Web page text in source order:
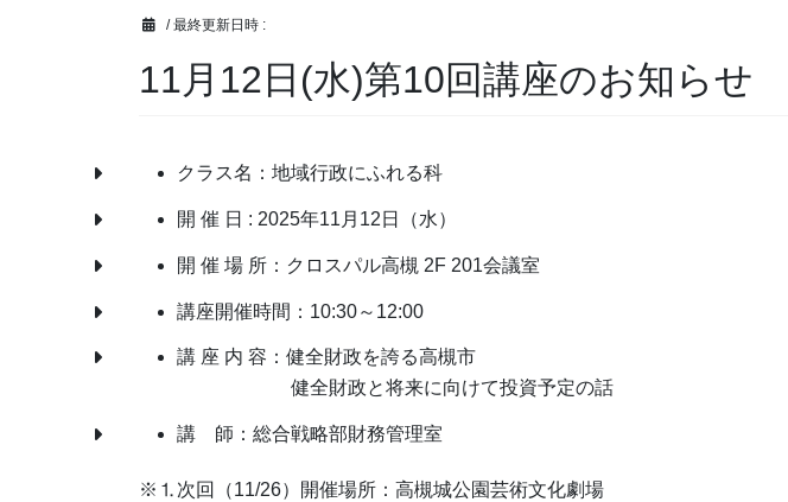
/ 最終更新日時 :
11月12日(水)第10回講座のお知らせ
クラス名：地域行政にふれる科
開 催 日 : 2025年11月12日（水）
開 催 場 所：クロスパル高槻 2F 201会議室
講座開催時間：10:30～12:00
講 座 内 容：健全財政を誇る高槻市
健全財政と将来に向けて投資予定の話
講 師：総合戦略部財務管理室
※⒈次回（11/26）開催場所：高槻城公園芸術文化劇場